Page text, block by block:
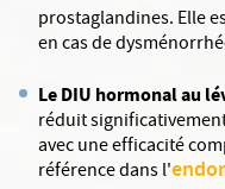
prostaglandines. Elle
en cas de
Le DIU hormonal au
réduit
avec une efficacité
référence dans l'